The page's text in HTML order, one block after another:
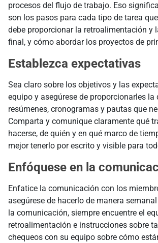
procesos del flujo de trabajo. Eso
son los pasos para cada tipo de tarea
debe proporcionar la retroalimentación y
final, y cómo abordar los proyectos de
Establezca expectativas
Sea claro sobre los objetivos y las
equipo y asegúrese de proporcionarles la
resúmenes, cronogramas y pautas que
Comparta y comunique claramente qué
hacerse, de quién y en qué marco de
mejor tenerlo por escrito y visible para
Enfóquese en la
Enfatice la comunicación con los
asegúrese de hacerlo de manera
la comunicación, siempre encuentre el
retroalimentación e instrucciones sobre
chequeos con su equipo sobre cómo